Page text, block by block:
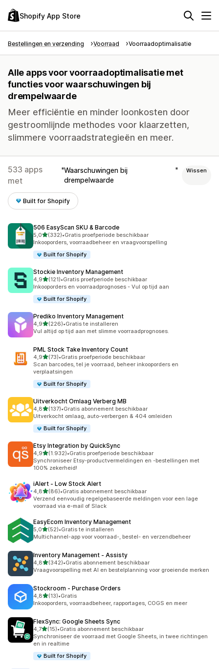
Shopify App Store
Bestellingen en verzending Voorraad Voorraadoptimalisatie
Alle apps voor voorraadoptimalisatie met
functies voor waarschuwingen bij
drempelwaarde
Meer efficiëntie en minder loonkosten door
gestroomlijnde methodes voor klaarzetten,
slimmere voorraadstrategieën en meer.
533 apps
met
Waarschuwingen bij
drempelwaarde
Wissen
Built for Shopify
506 EasyScan SKU & Barcode
5,0van 5 sterren
(332)
332 recensies in totaal
•Gratis proefperiode beschikbaar
Inkooporders, voorraadbeheer en vraagvoorspelling
Built for Shopify
Stockie Inventory Management
4,9van 5 sterren
(121)
121 recensies in totaal
•Gratis proefperiode beschikbaar
Inkooporders en voorraadprognoses - Vul op tijd aan
Built for Shopify
Prediko Inventory Management
4,9van 5 sterren
(226)
226 recensies in totaal
•Gratis te installeren
Vul altijd op tijd aan met slimme voorraadprognoses.
PML Stock Take Inventory Count
4,9van 5 sterren
(73)
73 recensies in totaal
•Gratis proefperiode beschikbaar
Scan barcodes, tel je voorraad, beheer inkooporders en
verplaatsingen
Built for Shopify
Uitverkocht Omlaag Verberg MB
4,8van 5 sterren
(137)
137 recensies in totaal
•Gratis abonnement beschikbaar
Uitverkocht omlaag, auto-verbergen & 404 omleiden
Built for Shopify
Etsy Integration by QuickSync
4,9van 5 sterren
(1.932)
1932 recensies in totaal
•Gratis proefperiode beschikbaar
Synchroniseer Etsy-productvermeldingen en -bestellingen met
100% zekerheid!
iAlert ‑ Low Stock Alert
4,8van 5 sterren
(86)
86 recensies in totaal
•Gratis abonnement beschikbaar
Verzend eenvoudig regelgebaseerde meldingen voor een lage
voorraad via e-mail of Slack
EasyEcom Inventory Management
5,0van 5 sterren
(52)
52 recensies in totaal
•Gratis te installeren
Multichannel-app voor voorraad-, bestel- en verzendbeheer
Inventory Management ‑ Assisty
4,8van 5 sterren
(342)
342 recensies in totaal
•Gratis abonnement beschikbaar
Vraagvoorspelling met AI en bestelplanning voor groeiende merken
Stockroom ‑ Purchase Orders
4,8van 5 sterren
(13)
13 recensies in totaal
•Gratis
Inkooporders, voorraadbeheer, rapportages, COGS en meer
FlexSync: Google Sheets Sync
4,7van 5 sterren
(15)
15 recensies in totaal
•Gratis abonnement beschikbaar
Synchroniseer de voorraad met Google Sheets, in twee richtingen
en in realtime
Built for Shopify